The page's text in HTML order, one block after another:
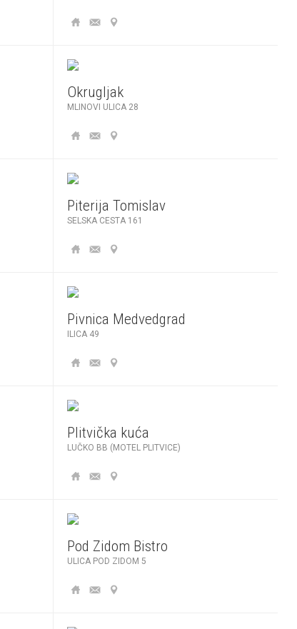
Okrugljak
MLINOVI ULICA 28
Piterija Tomislav
SELSKA CESTA 161
Pivnica Medvedgrad
ILICA 49
Plitvička kuća
LUČKO BB (MOTEL PLITVICE)
Pod Zidom Bistro
ULICA POD ZIDOM 5